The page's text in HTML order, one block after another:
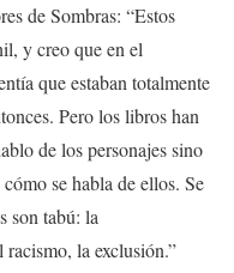
de Sombras: “Estos
y creo que en el
que estaban totalmente
Pero los libros han
de los personajes sino
se habla de ellos. Se
son tabú: la
la exclusión.”